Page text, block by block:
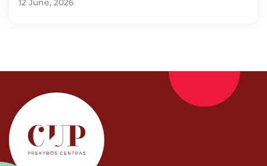
12 June, 2026